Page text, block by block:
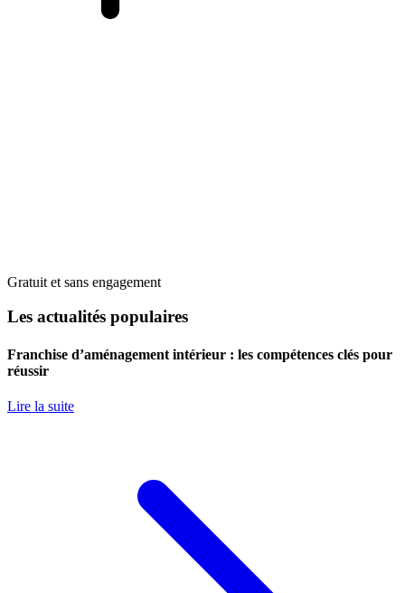
Gratuit et sans engagement
Les actualités populaires
Franchise d’aménagement intérieur : les compétences clés pour
réussir
Lire la suite